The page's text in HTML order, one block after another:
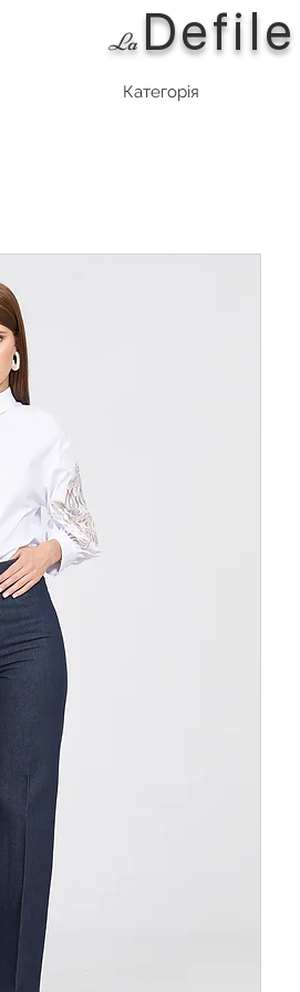
La Defile
Категорія